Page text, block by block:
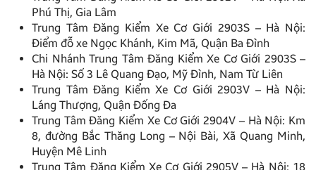
Phú Thị, Gia Lâm
Trung Tâm Đăng Kiểm Xe Cơ Giới 2903S – Hà Nội:
Điểm đỗ xe Ngọc Khánh, Kim Mã, Quận Ba Đình
Chi Nhánh Trung Tâm Đăng Kiểm Xe Cơ Giới 2903S –
Hà Nội: Số 3 Lê Quang Đạo, Mỹ Đình, Nam Từ Liên
Trung Tâm Đăng Kiểm Xe Cơ Giới 2903V – Hà Nội:
Láng Thượng, Quận Đống Đa
Trung Tâm Đăng Kiểm Xe Cơ Giới 2904V – Hà Nội: Km
8, đường Bắc Thăng Long – Nội Bài, Xã Quang Minh,
Huyện Mê Linh
Trung Tâm Đăng Kiểm Xe Cơ Giới 2905V – Hà Nội: 18